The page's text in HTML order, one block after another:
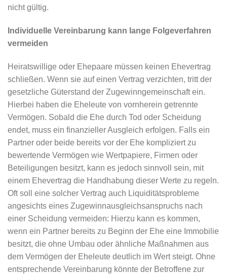
nicht gültig.
Individuelle Vereinbarung kann lange Folgeverfahren
vermeiden
Heiratswillige oder Ehepaare müssen keinen Ehevertrag
schließen. Wenn sie auf einen Vertrag verzichten, tritt der
gesetzliche Güterstand der Zugewinngemeinschaft ein.
Hierbei haben die Eheleute von vornherein getrennte
Vermögen. Sobald die Ehe durch Tod oder Scheidung
endet, muss ein finanzieller Ausgleich erfolgen. Falls ein
Partner oder beide bereits vor der Ehe kompliziert zu
bewertende Vermögen wie Wertpapiere, Firmen oder
Beteiligungen besitzt, kann es jedoch sinnvoll sein, mit
einem Ehevertrag die Handhabung dieser Werte zu regeln.
Oft soll eine solcher Vertrag auch Liquiditätsprobleme
angesichts eines Zugewinnausgleichsanspruchs nach
einer Scheidung vermeiden: Hierzu kann es kommen,
wenn ein Partner bereits zu Beginn der Ehe eine Immobilie
besitzt, die ohne Umbau oder ähnliche Maßnahmen aus
dem Vermögen der Eheleute deutlich im Wert steigt. Ohne
entsprechende Vereinbarung könnte der Betroffene zur